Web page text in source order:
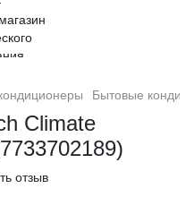
Бытовые
Climate
отзыв